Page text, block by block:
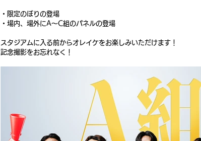
・限定のぼりの登場
・場内、場外にA～C組のパネルの登場
スタジアムに入る前からオレイケをお楽しみいただけます！
記念撮影をお忘れなく！